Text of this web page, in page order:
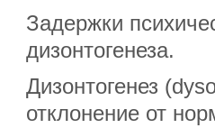
Задержки
дизонтогенеза.
Дизонтогенез
отклонение от